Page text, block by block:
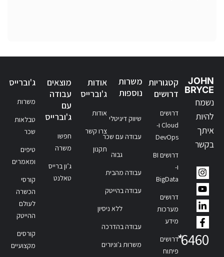
JOHN
BRYCE
נשמח
להיות
איתך
בקשר
6460
*
קטגוריות
דרושים
דרושים
Cloud ו-
DevOps
דרושים BI
ו-
BigData
דרושים
מערכות
מידע
דרושים
פיתוח
משרות
נוספות
שיווק דיגיטלי
עבודה עם שכר
גבוה
עבודה מהבית
עבודה בהייטק
ללא ניסיון
עבודה בהדרכה
משרות ג'וניורים
אודות
ג'וברייס
אודות
צרו קשר
תקנון
מוצאים
עבודה
עם
ג'וברייס
חפשו
משרה
ג’ון ברייס
טאלנט
ג'וברייס
משרות
טבלאות
שכר
טיפים
ומאמרים
קורסי
הכשרה
לעולם
ההייטק
קורסים
מקצועיים